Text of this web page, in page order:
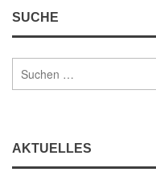
SUCHE
AKTUELLES